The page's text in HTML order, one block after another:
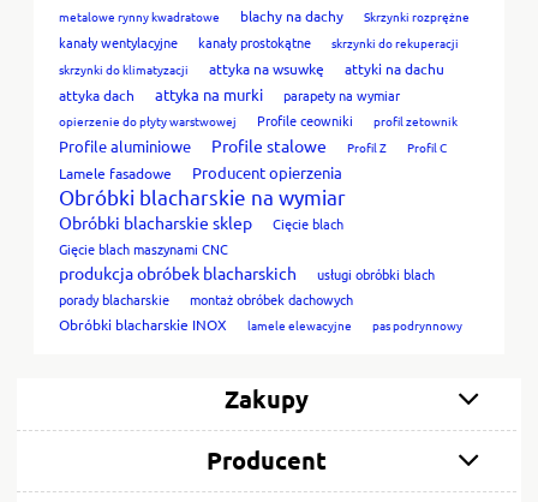
metalowe rynny kwadratowe
blachy na dachy Skrzynki rozprężne
kanały wentylacyjne kanały prostokątne
skrzynki do rekuperacji
skrzynki do klimatyzacji
attyka na wsuwkę
attyki na dachu
attyka dach
attyka na murki parapety na wymiar
opierzenie do płyty warstwowej Profile ceowniki profil zetownik
Profile aluminiowe Profile stalowe Profil Z Profil C
Lamele fasadowe Producent opierzenia
Obróbki blacharskie na wymiar
Obróbki blacharskie sklep
Cięcie blach
Gięcie blach maszynami CNC
produkcja obróbek blacharskich
usługi obróbki blach
porady blacharskie
montaż obróbek dachowych
Obróbki blacharskie INOX
lamele elewacyjne pas podrynnowy
Zakupy
Producent